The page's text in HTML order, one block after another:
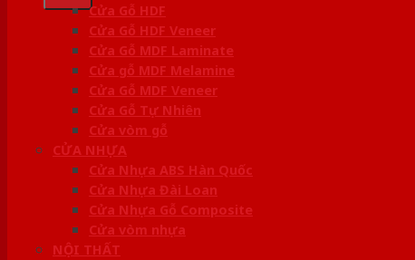
Cửa Gỗ HDF
Cửa Gỗ HDF Veneer
Cửa Gỗ MDF Laminate
Cửa gỗ MDF Melamine
Cửa Gỗ MDF Veneer
Cửa Gỗ Tự Nhiên
Cửa vòm gỗ
CỬA NHỰA
Cửa Nhựa ABS Hàn Quốc
Cửa Nhựa Đài Loan
Cửa Nhựa Gỗ Composite
Cửa vòm nhựa
NỘI THẤT